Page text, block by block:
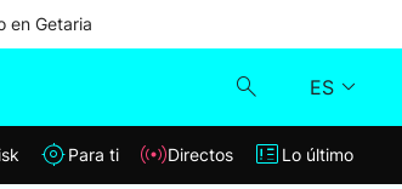
en Getaria
ES
Klisk
Para ti Directos Lo último